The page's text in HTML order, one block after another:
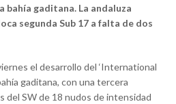
bahía gaditana. La andaluza
segunda Sub 17 a falta de dos
el desarrollo del ‘International
gaditana, con una tercera
del SW de 18 nudos de intensidad